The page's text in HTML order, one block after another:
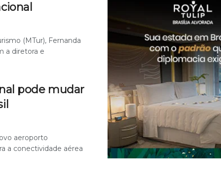
(MTur), Fernanda
a diretora e
pode mudar
aeroporto
a conectividade aérea